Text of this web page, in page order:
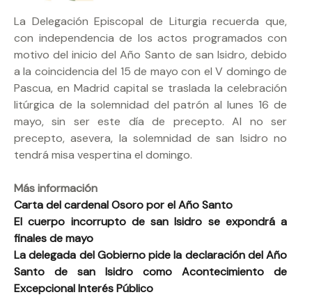
La Delegación Episcopal de Liturgia recuerda que,
con independencia de los actos programados con
motivo del inicio del Año Santo de san Isidro, debido
a la coincidencia del 15 de mayo con el V domingo de
Pascua, en Madrid capital se traslada la celebración
litúrgica de la solemnidad del patrón al lunes 16 de
mayo, sin ser este día de precepto. Al no ser
precepto, asevera, la solemnidad de san Isidro no
tendrá misa vespertina el domingo.
Más información
Carta del cardenal Osoro por el Año Santo
El cuerpo incorrupto de san Isidro se expondrá a
finales de mayo
La delegada del Gobierno pide la declaración del Año
Santo de san Isidro como Acontecimiento de
Excepcional Interés Público